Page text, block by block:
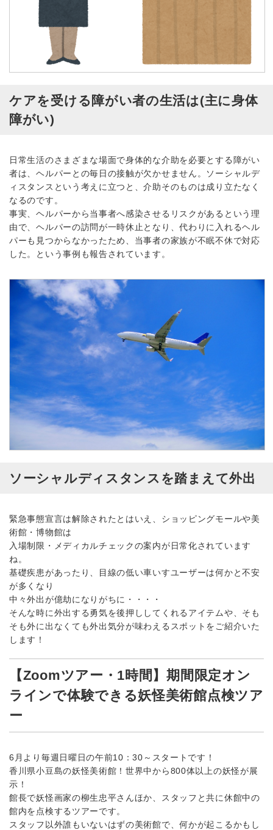
ケアを受ける障がい者の生活は(主に身体
障がい)
日常生活のさまざまな場面で身体的な介助を必要とする障がい
者は、ヘルパーとの毎日の接触が欠かせません。ソーシャルデ
ィスタンスという考えに立つと、介助そのものは成り立たなく
なるのです。
事実、ヘルパーから当事者へ感染させるリスクがあるという理
由で、ヘルパーの訪問が一時休止となり、代わりに入れるヘル
パーも見つからなかったため、当事者の家族が不眠不休で対応
した。という事例も報告されています。
ソーシャルディスタンスを踏まえて外出
緊急事態宣言は解除されたとはいえ、ショッピングモールや美
術館・博物館は
入場制限・メディカルチェックの案内が日常化されています
ね。
基礎疾患があったり、目線の低い車いすユーザーは何かと不安
が多くなり
中々外出が億劫になりがちに・・・・
そんな時に外出する勇気を後押ししてくれるアイテムや、そも
そも外に出なくても外出気分が味わえるスポットをご紹介いた
します！
【Zoomツアー・1時間】期間限定オン
ラインで体験できる妖怪美術館点検ツア
ー
6月より毎週日曜日の午前10：30～スタートです！
香川県小豆島の妖怪美術館！世界中から800体以上の妖怪が展
示！
館長で妖怪画家の柳生忠平さんほか、スタッフと共に休館中の
館内を点検するツアーです。
スタッフ以外誰もいないはずの美術館で、何かが起こるかもし